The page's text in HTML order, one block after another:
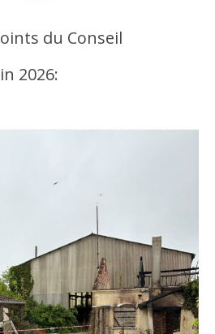
du Conseil
2026: